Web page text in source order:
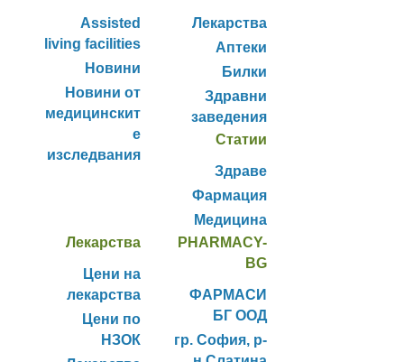
Assisted
living facilities
Новини
Новини от
медицинскит
е
изследвания
Лекарства
Аптеки
Билки
Здравни
заведения
Статии
Здраве
Фармация
Медицина
Лекарства
Цени на
лекарства
Цени по
НЗОК
PHARMACY-
BG
ФАРМАСИ
БГ ООД
гр. София, р-